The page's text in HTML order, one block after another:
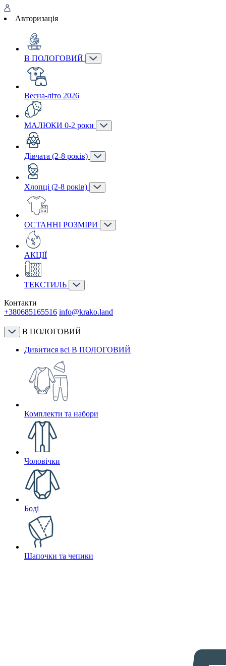
Авторизація
В ПОЛОГОВИЙ
Весна-літо 2026
МАЛЮКИ 0-2 роки
Дівчата (2-8 років)
Хлопці (2-8 років)
ОСТАННІ РОЗМІРИ
АКЦІЇ
ТЕКСТИЛЬ
Контакти
+380685165516 info@krako.land
В ПОЛОГОВИЙ
Дивитися всі В ПОЛОГОВИЙ
Комплекти та набори
Чоловічки
Боді
Шапочки та чепики